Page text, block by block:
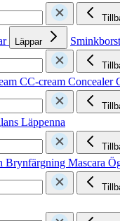
Läppar
CC-cream Concealer
Läppenna
Brynfärgning Mascara